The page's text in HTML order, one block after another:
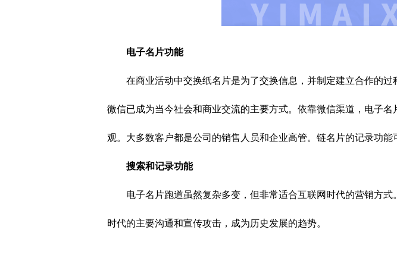
电子名片功能
在商业活动中交换纸名片是为了交换信息，并制定建立合作的
微信已成为当今社会和商业交流的主要方式。依靠微信渠道，电子
观。大多数客户都是公司的销售人员和企业高管。链名片的记录功
搜索和记录功能
电子名片跑道虽然复杂多变，但非常适合互联网时代的营销方
时代的主要沟通和宣传攻击，成为历史发展的趋势。